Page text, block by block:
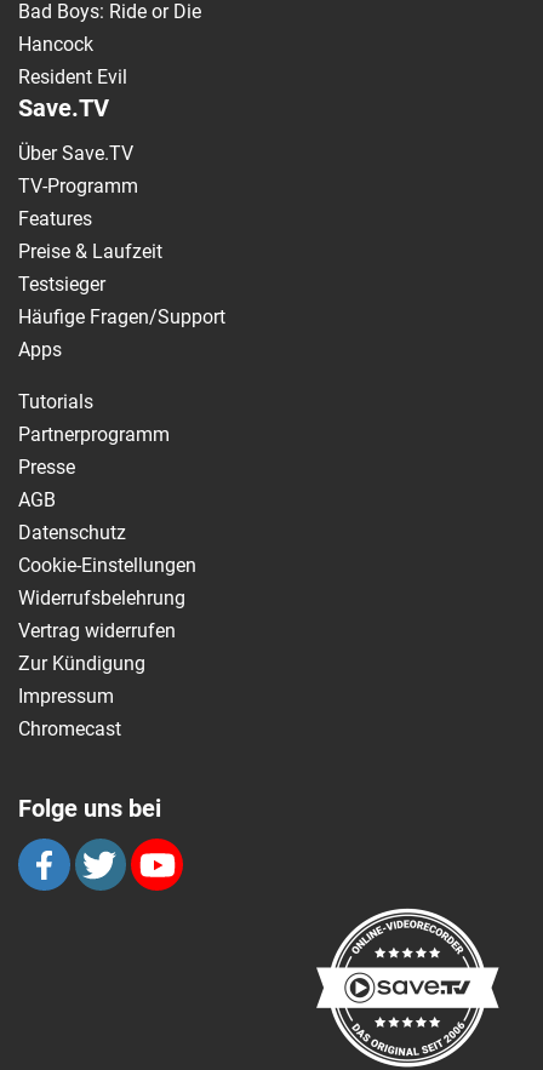
Bad Boys: Ride or Die
Hancock
Resident Evil
Save.TV
Über Save.TV
TV-Programm
Features
Preise & Laufzeit
Testsieger
Häufige Fragen/Support
Apps
Tutorials
Partnerprogramm
Presse
AGB
Datenschutz
Cookie-Einstellungen
Widerrufsbelehrung
Vertrag widerrufen
Zur Kündigung
Impressum
Chromecast
Folge uns bei